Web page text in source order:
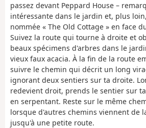
passez devant Peppard House –
intéressante dans le jardin et, plus
nommée « The Old Cottage » en face
Suivez la route qui tourne à droite et
beaux spécimens d'arbres dans le
vieux faux acacia. À la fin de la route
suivre le chemin qui décrit un long
ignorant deux sentiers sur ta droite.
redevient droit, prends le sentier sur
en serpentant. Reste sur le même
lorsque d'autres chemins viennent de
jusqu'à une petite route.